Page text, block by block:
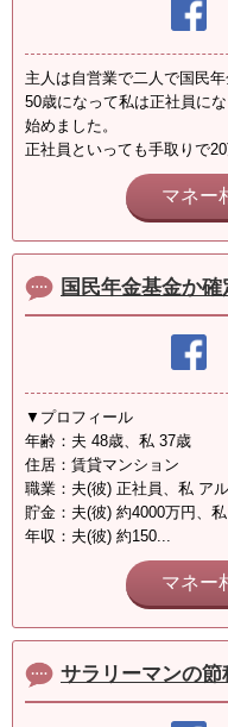
主人は自営業で二人で国民
50歳になって私は正社員に
始めました。
正社員といっても手取りで
マネー
国民年金基金か
▼プロフィール
年齢：夫 48歳、私 37歳
住居：賃貸マンション
職業：夫(彼) 正社員、私 ア
貯金：夫(彼) 約4000万円、
年収：夫(彼) 約150...
マネー
サラリーマンの節